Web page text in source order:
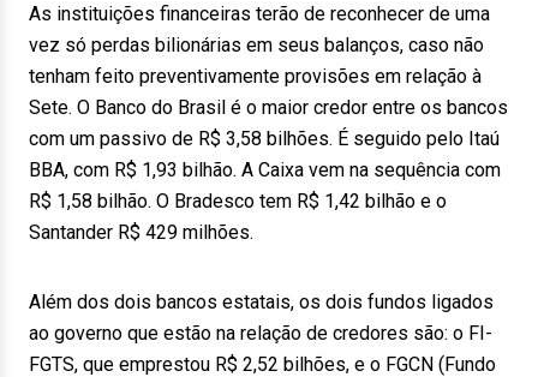
As instituições financeiras terão de reconhecer de uma
vez só perdas bilionárias em seus balanços, caso não
tenham feito preventivamente provisões em relação à
Sete. O Banco do Brasil é o maior credor entre os bancos
com um passivo de R$ 3,58 bilhões. É seguido pelo Itaú
BBA, com R$ 1,93 bilhão. A Caixa vem na sequência com
R$ 1,58 bilhão. O Bradesco tem R$ 1,42 bilhão e o
Santander R$ 429 milhões.
Além dos dois bancos estatais, os dois fundos ligados
ao governo que estão na relação de credores são: o FI-
FGTS, que emprestou R$ 2,52 bilhões, e o FGCN (Fundo